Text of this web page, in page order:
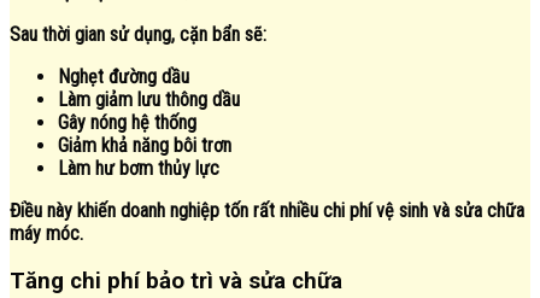
Sau thời gian sử dụng, cặn bẩn sẽ:
Nghẹt đường dầu
Làm giảm lưu thông dầu
Gây nóng hệ thống
Giảm khả năng bôi trơn
Làm hư bơm thủy lực
Điều này khiến doanh nghiệp tốn rất nhiều chi phí vệ sinh và sửa chữa
máy móc.
Tăng chi phí bảo trì và sửa chữa